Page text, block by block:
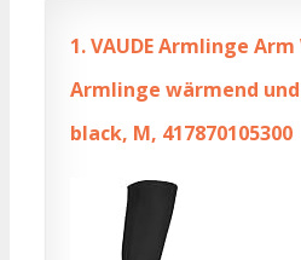
1.VAUDE Armlinge
Armlinge wärmend
black, M, 417870105300